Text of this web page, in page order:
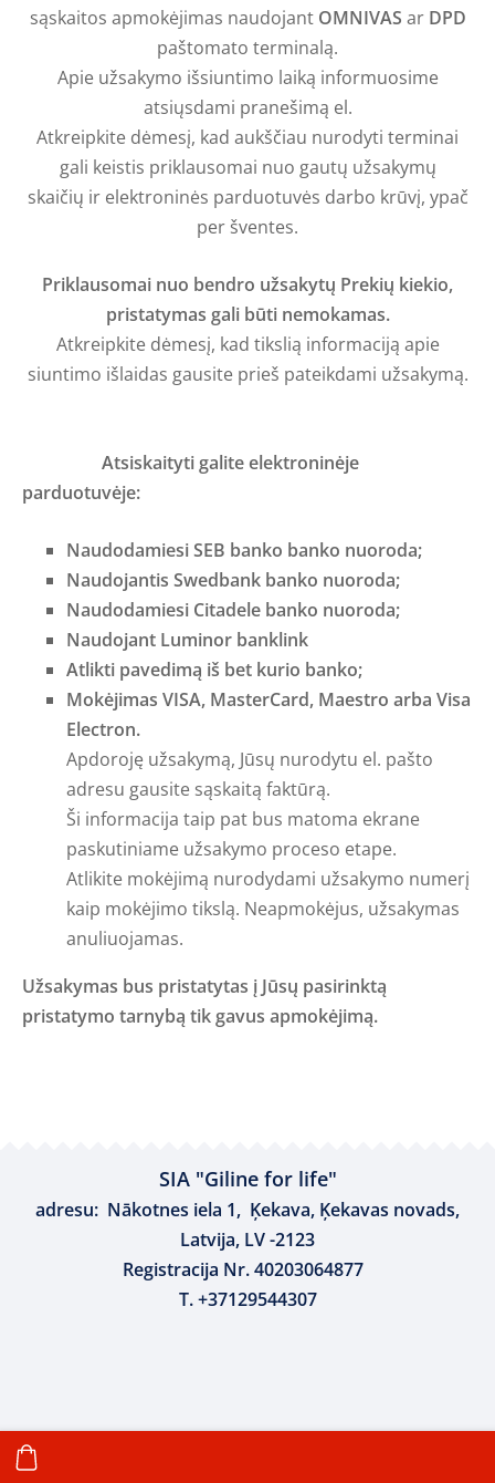
sąskaitos apmokėjimas naudojant OMNIVAS ar DPD
paštomato terminalą.
Apie užsakymo išsiuntimo laiką informuosime
atsiųsdami pranešimą el.
Atkreipkite dėmesį, kad aukščiau nurodyti terminai
gali keistis priklausomai nuo gautų užsakymų
skaičių ir elektroninės parduotuvės darbo krūvį, ypač
per šventes.
Priklausomai nuo bendro užsakytų Prekių kiekio,
pristatymas gali būti nemokamas.
Atkreipkite dėmesį, kad tikslią informaciją apie
siuntimo išlaidas gausite prieš pateikdami užsakymą.
Atsiskaityti galite elektroninėje
parduotuvėje:
Naudodamiesi SEB banko banko nuoroda;
Naudojantis Swedbank banko nuoroda;
Naudodamiesi Citadele banko nuoroda;
Naudojant Luminor banklink
Atlikti pavedimą iš bet kurio banko;
Mokėjimas VISA, MasterCard, Maestro arba Visa
Electron.
Apdoroję užsakymą, Jūsų nurodytu el. pašto
adresu gausite sąskaitą faktūrą.
Ši informacija taip pat bus matoma ekrane
paskutiniame užsakymo proceso etape.
Atlikite mokėjimą nurodydami užsakymo numerį
kaip mokėjimo tikslą. Neapmokėjus, užsakymas
anuliuojamas.
Užsakymas bus pristatytas į Jūsų pasirinktą
pristatymo tarnybą tik gavus apmokėjimą.
SIA "Giline for life"
adresu: Nākotnes iela 1, Ķekava, Ķekavas novads,
Latvija, LV -2123
Registracija Nr. 40203064877
T. +37129544307